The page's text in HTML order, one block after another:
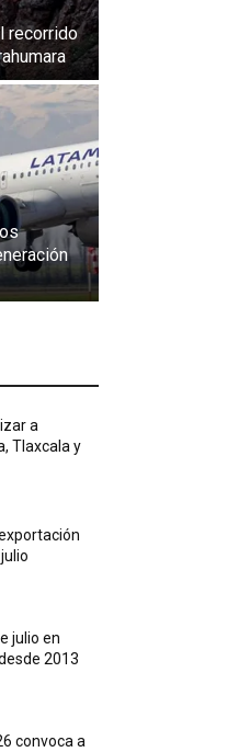
recorrido
a
Tlaxcala y
julio en
2013
convoca a